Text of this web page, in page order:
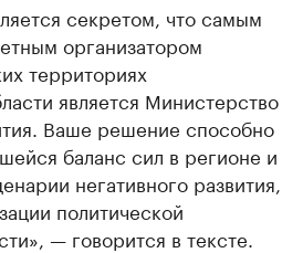
секретом, что самым
организатором
территориях
является Министерство
Ваше решение способно
баланс сил в регионе и
негативного развития,
политической
— говорится в тексте.